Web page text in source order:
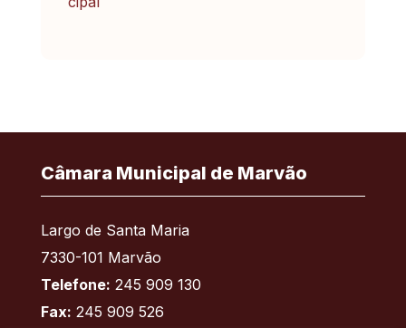
Câmara Municipal de Marvão
Largo de Santa Maria
7330-101 Marvão
Telefone: 245 909 130
Fax: 245 909 526